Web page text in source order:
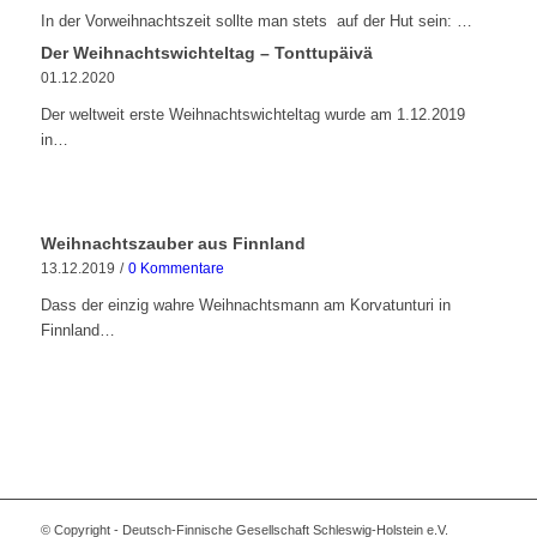
In der Vorweihnachtszeit sollte man stets auf der Hut sein: …
Der Weihnachtswichteltag – Tonttupäivä
01.12.2020
Der weltweit erste Weihnachtswichteltag wurde am 1.12.2019
in…
Weihnachtszauber aus Finnland
13.12.2019 / 0 Kommentare
Dass der einzig wahre Weihnachtsmann am Korvatunturi in
Finnland…
© Copyright - Deutsch-Finnische Gesellschaft Schleswig-Holstein e.V.